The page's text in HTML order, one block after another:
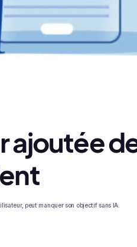
ajoutée
peut manquer son objectif sans IA.